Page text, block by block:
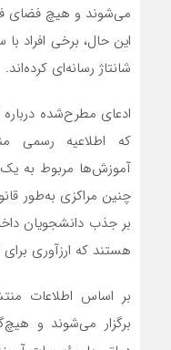
می‌شوند و هیچ فضای
این‌ حال، برخی افراد
شانتاژ رسانه‌ای کرده‌اند.
ادعای مطرح‌شده
که اطلاعیه رسمی
آموزش‌ها مربوط به یک
چنین مراکزی به‌طور
بر جذب دانشجویان
هستند که ارزآوری
بر اساس اطلاعات
برگزار می‌شوند و